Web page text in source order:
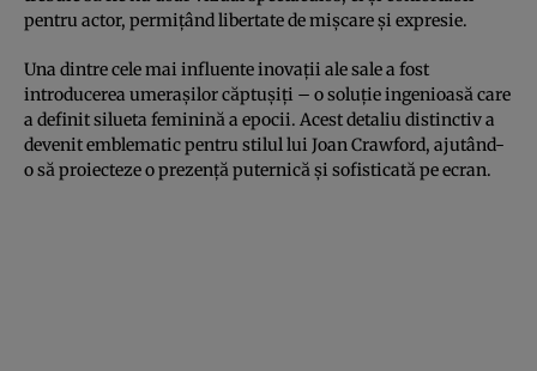
pentru actor, permițând libertate de mișcare și expresie.
Una dintre cele mai influente inovații ale sale a fost
introducerea umerașilor căptușiți – o soluție ingenioasă care
a definit silueta feminină a epocii. Acest detaliu distinctiv a
devenit emblematic pentru stilul lui Joan Crawford, ajutând-
o să proiecteze o prezență puternică și sofisticată pe ecran.